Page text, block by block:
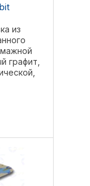
из
графит,
и